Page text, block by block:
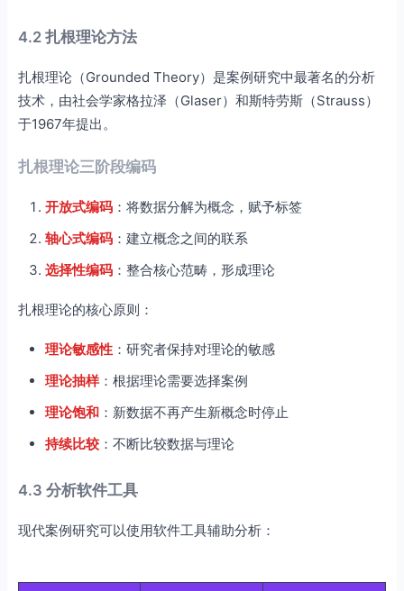
4.2 扎根理论方法
扎根理论（Grounded Theory）是案例研究中最著名的分析
技术，由社会学家格拉泽（Glaser）和斯特劳斯（Strauss）
于1967年提出。
扎根理论三阶段编码
开放式编码 ：将数据分解为概念，赋予标签
轴心式编码 ：建立概念之间的联系
选择性编码 ：整合核心范畴，形成理论
扎根理论的核心原则：
理论敏感性 ：研究者保持对理论的敏感
理论抽样：根据理论需要选择案例
理论饱和 ：新数据不再产生新概念时停止
持续比较 ：不断比较数据与理论
4.3 分析软件工具
现代案例研究可以使用软件工具辅助分析：